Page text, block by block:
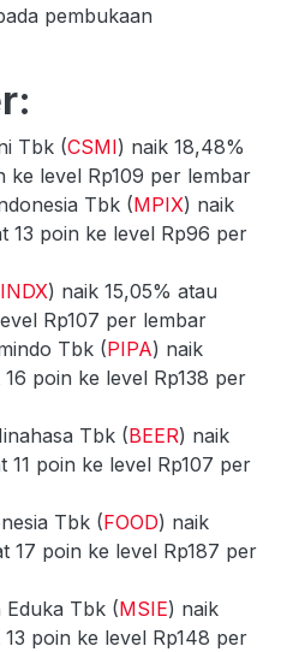
pembukaan
Tbk (CSMI) naik 18,48%
ke level Rp109 per lembar
Tbk (MPIX) naik
13 poin ke level Rp96 per
INDX) naik 15,05% atau
Rp107 per lembar
Tbk (PIPA) naik
16 poin ke level Rp138 per
Tbk (BEER) naik
11 poin ke level Rp107 per
Tbk (FOOD) naik
17 poin ke level Rp187 per
Eduka Tbk (MSIE) naik
poin ke level Rp148 per